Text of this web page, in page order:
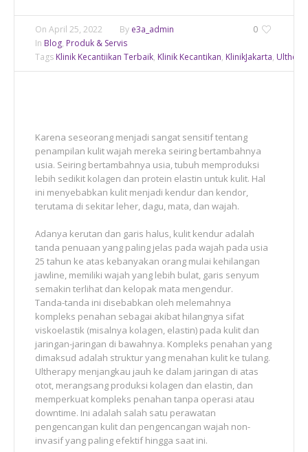
0
On April 25, 2022 By e3a_admin
In Blog, Produk & Servis
Tags Klinik Kecantiikan Terbaik, Klinik Kecantikan, KlinikJakarta,
Karena seseorang menjadi sangat sensitif tentang
penampilan kulit wajah mereka seiring bertambahnya
usia. Seiring bertambahnya usia, tubuh memproduksi
lebih sedikit kolagen dan protein elastin untuk kulit. Hal
ini menyebabkan kulit menjadi kendur dan kendor,
terutama di sekitar leher, dagu, mata, dan wajah.
Adanya kerutan dan garis halus, kulit kendur adalah
tanda penuaan yang paling jelas pada wajah pada usia
25 tahun ke atas kebanyakan orang mulai kehilangan
jawline, memiliki wajah yang lebih bulat, garis senyum
semakin terlihat dan kelopak mata mengendur.
Tanda-tanda ini disebabkan oleh melemahnya
kompleks penahan sebagai akibat hilangnya sifat
viskoelastik (misalnya kolagen, elastin) pada kulit dan
jaringan-jaringan di bawahnya. Kompleks penahan yang
dimaksud adalah struktur yang menahan kulit ke tulang.
Ultherapy menjangkau jauh ke dalam jaringan di atas
otot, merangsang produksi kolagen dan elastin, dan
memperkuat kompleks penahan tanpa operasi atau
downtime. Ini adalah salah satu perawatan
pengencangan kulit dan pengencangan wajah non-
invasif yang paling efektif hingga saat ini.